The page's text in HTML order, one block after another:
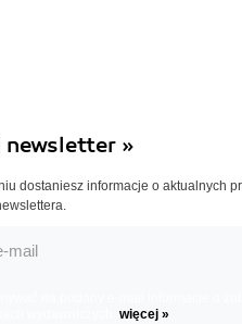
»
dostaniesz informacje o aktualnych
więcej »